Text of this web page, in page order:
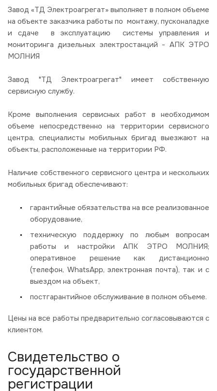
Завод «ТД Электроагрегат» выполняет в полном объеме
на объекте заказчика работы по монтажу, пусконаладке
и сдаче в эксплуатацию системы управления и
мониторинга дизельных электростанций - АПК ЭТРО
МОЛНИЯ
Завод "ТД Электроагрегат" имеет собственную
сервисную службу.
Кроме выполнения сервисных работ в необходимом
объеме непосредственно на территории сервисного
центра, специалисты мобильных бригад выезжают на
объекты, расположенные на территории РФ.
Наличие собственного сервисного центра и нескольких
мобильных бригад обеспечивают:
гарантийные обязательства на все реализованное
оборудование,
техническую поддержку по любым вопросам
работы и настройки АПК ЭТРО МОЛНИЯ;
оперативное решение как дистанционно
(телефон, WhatsApp, электронная почта), так и с
выездом на объект,
постгарантийное обслуживание в полном объеме.
Цены на все работы предварительно согласовываются с
клиентом.
Свидетельство о
государственной
регистрации